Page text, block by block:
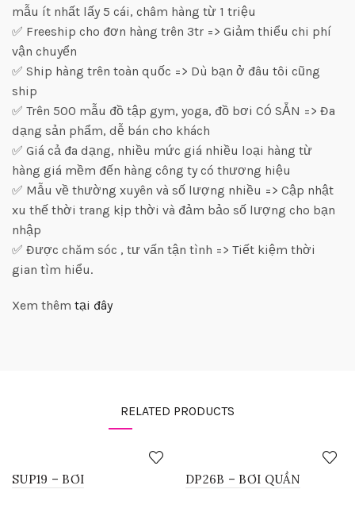
mẫu ít nhất lấy 5 cái, châm hàng từ 1 triệu
✅ Freeship cho đơn hàng trên 3tr => Giảm thiểu chi phí
vận chuyển
✅ Ship hàng trên toàn quốc => Dù bạn ở đâu tôi cũng
ship
✅ Trên 500 mẫu đồ tập gym, yoga, đồ bơi CÓ SẴN => Đa
dạng sản phẩm, dễ bán cho khách
✅ Giá cả đa dạng, nhiều mức giá nhiều loại hàng từ
hàng giá mềm đến hàng công ty có thương hiệu
✅ Mẫu về thường xuyên và số lượng nhiều => Cập nhật
xu thế thời trang kịp thời và đảm bảo số lượng cho bạn
nhập
✅ Được chăm sóc , tư vấn tận tình => Tiết kiệm thời
gian tìm hiểu.
Xem thêm tại đây
RELATED PRODUCTS
SUP19 – BƠI DP26B – BƠI QUẦN